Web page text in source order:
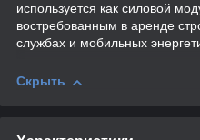
используется как силовой
востребованным в аренде
службах и мобильных
Скрыть